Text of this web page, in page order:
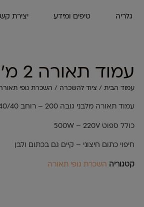
גלריה טיפים ומידע יצירת
עמוד תאורה 2 מ' – כתום
עמוד הבית / ציוד להשכרה / השכרת גופי
עמוד תאורה מלבני גובה 200 – רוחב 40/40
כולל ספוט 500W – 220V
חיפוי כתום חיצוני – קיים גם בכתום ולבן
קטגוריה השכרת גופי תאורה